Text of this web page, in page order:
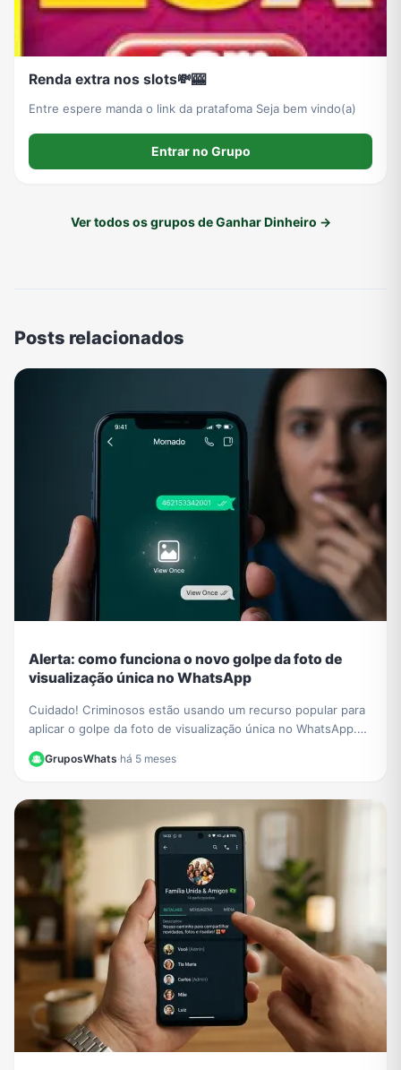
Renda extra nos slots💸🎰
Entre espere manda o link da pratafoma Seja bem vindo(a)
Entrar no Grupo
Ver todos os grupos de Ganhar Dinheiro →
Posts relacionados
Alerta: como funciona o novo golpe da foto de
visualização única no WhatsApp
Cuidado! Criminosos estão usando um recurso popular para
aplicar o golpe da foto de visualização única no WhatsApp.
Saiba como funciona e proteja-se.
GruposWhats·há 5 meses